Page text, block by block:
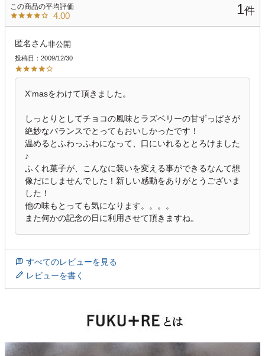
4.00 1
匿名 非公開
投稿日 2009/12/30
X'masをわけて頂きました。
しっとりとしてチョコの風味とラズベリーの甘ずっぱさが
絶妙なバランスでとってもおいしかったです！
温めるとふわっふわになって、口にいれるととろけました
♪
ふくれ菓子が、こんなに装いを変える事ができるなんて想
像だにしませんでした！新しい感動をありがとうございま
した！
他の味もとっても気になります。。。。
また何かの記念の日に利用させて頂きますね。
すべてのレビューを見る
レビューを書く